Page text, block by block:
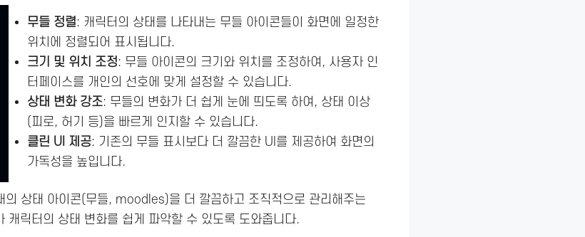
무들 정렬: 캐릭터의 상태를 나타내는 무들 아이콘들이 화면에 일정한
위치에 정렬되어 표시됩니다.
크기 및 위치 조정: 무들 아이콘의 크기와 위치를 조정하여, 사용자 인
터페이스를 개인의 선호에 맞게 설정할 수 있습니다.
상태 변화 강조: 무들의 변화가 더 쉽게 눈에 띄도록 하여, 상태 이상
(피로, 허기 등)을 빠르게 인지할 수 있습니다.
클린 UI 제공: 기존의 무들 표시보다 더 깔끔한 UI를 제공하여 화면의
가독성을 높입니다.
의 상태 아이콘(무들, moodles)을 더 깔끔하고 조직적으로 관리해주는
캐릭터의 상태 변화를 쉽게 파악할 수 있도록 도와줍니다.